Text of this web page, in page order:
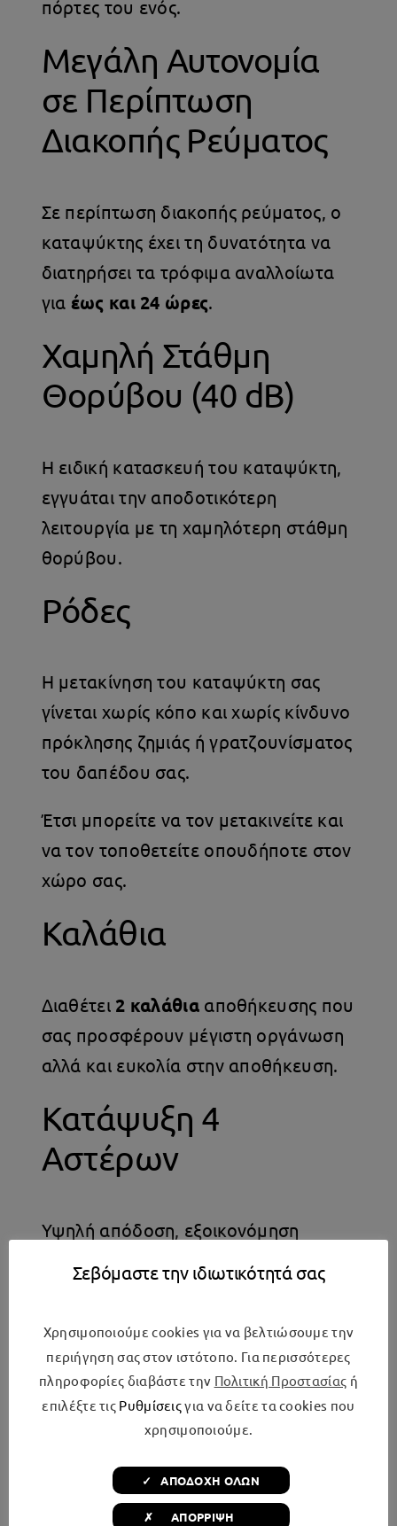
πόρτες του ενός.
Μεγάλη Αυτονομία
σε Περίπτωση
Διακοπής Ρεύματος
Σε περίπτωση διακοπής ρεύματος, ο
καταψύκτης έχει τη δυνατότητα να
διατηρήσει τα τρόφιμα αναλλοίωτα
για έως και 24 ώρες.
Χαμηλή Στάθμη
Θορύβου (40 dB)
Η ειδική κατασκευή του καταψύκτη,
εγγυάται την αποδοτικότερη
λειτουργία με τη χαμηλότερη στάθμη
θορύβου.
Ρόδες
Η μετακίνηση του καταψύκτη σας
γίνεται χωρίς κόπο και χωρίς κίνδυνο
πρόκλησης ζημιάς ή γρατζουνίσματος
του δαπέδου σας.
Έτσι μπορείτε να τον μετακινείτε και
να τον τοποθετείτε οπουδήποτε στον
χώρο σας.
Καλάθια
Διαθέτει 2 καλάθιααποθήκευσης που
σας προσφέρουν μέγιστη οργάνωση
αλλά και ευκολία στην αποθήκευση.
Κατάψυξη 4
Αστέρων
Υψηλή απόδοση, εξοικονόμηση
λειτουργικού κόστους
Μεεύρος θερμοκρασίας από -18 ως
-25°C, είναι κατάλληλος για διατηρεί
τρόφιμα έως και για 12 μήνες
Χαρακτηριστικά
καταψύκτη μπαούλο
Σεβόμαστε την ιδιωτικότητά σας
Χρησιμοποιούμε cookies για να βελτιώσουμε την
περιήγηση σας στον ιστότοπο. Για περισσότερες
πληροφορίες διαβάστε την Πολιτική Προστασίας ή
επιλέξτε τις Ρυθμίσειςγια να δείτε τα cookies που
χρησιμοποιούμε.
✓ ΑΠΟΔΟΧΗ ΟΛΩΝ
✗ ΑΠΟΡΡΙΨΗ